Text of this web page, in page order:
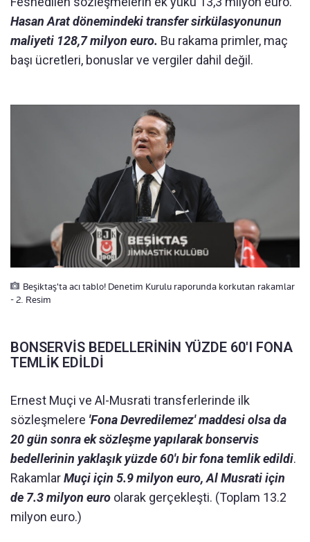
Hasan Arat dönemindeki transfer sirkülasyonunun
maliyeti 128,7 milyon euro. Bu rakama primler, maç
başı ücretleri, bonuslar ve vergiler dahil değil.
Beşiktaş'ta acı tablo! Denetim Kurulu raporunda korkutan rakamlar
- 2. Resim
BONSERVİS BEDELLERİNİN YÜZDE 60'I FONA
TEMLİK EDİLDİ
Ernest Muçi ve Al-Musrati transferlerinde ilk
sözleşmelere 'Fona Devredilemez' maddesi olsa da
20 gün sonra ek sözleşme yapılarak bonservis
bedellerinin yaklaşık yüzde 60'ı bir fona temlik edildi.
RakamlarMuçi için 5.9 milyon euro, Al Musrati için
de 7.3 milyon euro olarak gerçekleşti. (Toplam 13.2
milyon euro.)